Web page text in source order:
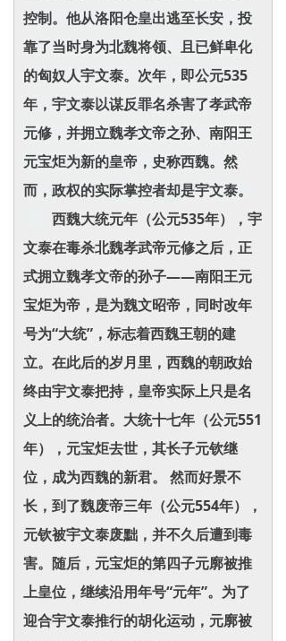
控制。他从洛阳仓皇出逃至长安，投
靠了当时身为北魏将领、且已鲜卑化
的匈奴人宇文泰。次年，即公元535
年，宇文泰以谋反罪名杀害了孝武帝
元修，并拥立魏孝文帝之孙、南阳王
元宝炬为新的皇帝，史称西魏。然
而，政权的实际掌控者却是宇文泰。
西魏大统元年（公元535年），宇
文泰在毒杀北魏孝武帝元修之后，正
式拥立魏孝文帝的孙子——南阳王元
宝炬为帝，是为魏文昭帝，同时改年
号为“大统”，标志着西魏王朝的建
立。在此后的岁月里，西魏的朝政始
终由宇文泰把持，皇帝实际上只是名
义上的统治者。大统十七年（公元551
年），元宝炬去世，其长子元钦继
位，成为西魏的新君。 然而好景不
长，到了魏废帝三年（公元554年），
元钦被宇文泰废黜，并不久后遭到毒
害。随后，元宝炬的第四子元廓被推
上皇位，继续沿用年号“元年”。为了
迎合宇文泰推行的胡化运动，元廓被